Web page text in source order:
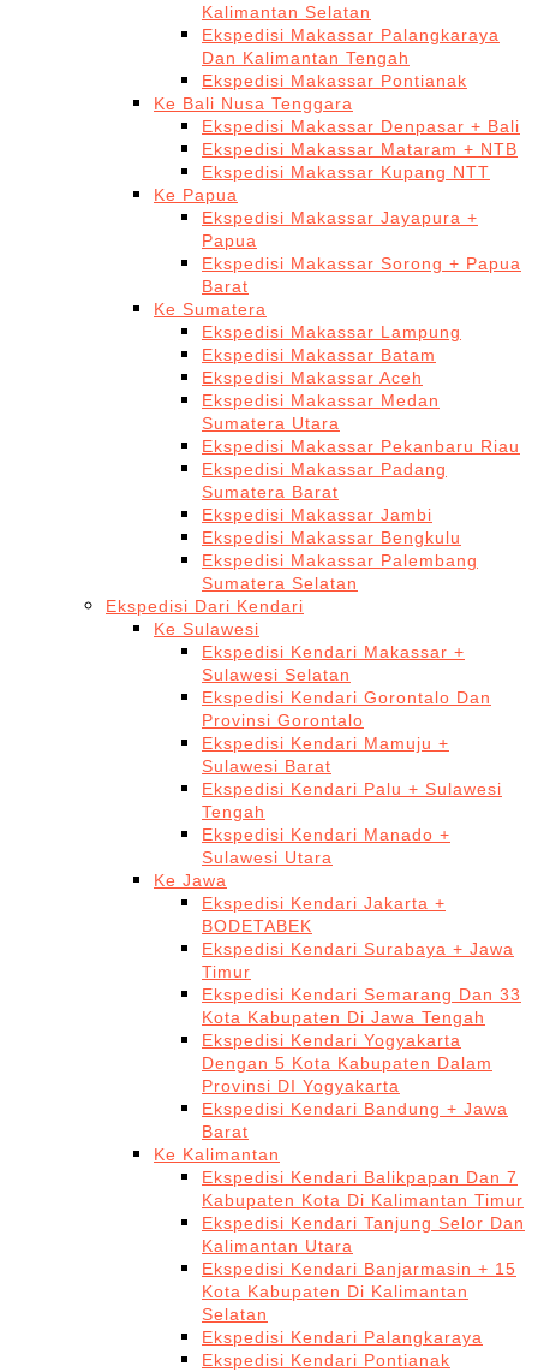
Kalimantan Selatan
Ekspedisi Makassar Palangkaraya
Dan Kalimantan Tengah
Ekspedisi Makassar Pontianak
Ke Bali Nusa Tenggara
Ekspedisi Makassar Denpasar + Bali
Ekspedisi Makassar Mataram + NTB
Ekspedisi Makassar Kupang NTT
Ke Papua
Ekspedisi Makassar Jayapura +
Papua
Ekspedisi Makassar Sorong + Papua
Barat
Ke Sumatera
Ekspedisi Makassar Lampung
Ekspedisi Makassar Batam
Ekspedisi Makassar Aceh
Ekspedisi Makassar Medan
Sumatera Utara
Ekspedisi Makassar Pekanbaru Riau
Ekspedisi Makassar Padang
Sumatera Barat
Ekspedisi Makassar Jambi
Ekspedisi Makassar Bengkulu
Ekspedisi Makassar Palembang
Sumatera Selatan
Ekspedisi Dari Kendari
Ke Sulawesi
Ekspedisi Kendari Makassar +
Sulawesi Selatan
Ekspedisi Kendari Gorontalo Dan
Provinsi Gorontalo
Ekspedisi Kendari Mamuju +
Sulawesi Barat
Ekspedisi Kendari Palu + Sulawesi
Tengah
Ekspedisi Kendari Manado +
Sulawesi Utara
Ke Jawa
Ekspedisi Kendari Jakarta +
BODETABEK
Ekspedisi Kendari Surabaya + Jawa
Timur
Ekspedisi Kendari Semarang Dan 33
Kota Kabupaten Di Jawa Tengah
Ekspedisi Kendari Yogyakarta
Dengan 5 Kota Kabupaten Dalam
Provinsi DI Yogyakarta
Ekspedisi Kendari Bandung + Jawa
Barat
Ke Kalimantan
Ekspedisi Kendari Balikpapan Dan 7
Kabupaten Kota Di Kalimantan Timur
Ekspedisi Kendari Tanjung Selor Dan
Kalimantan Utara
Ekspedisi Kendari Banjarmasin + 15
Kota Kabupaten Di Kalimantan
Selatan
Ekspedisi Kendari Palangkaraya
Ekspedisi Kendari Pontianak